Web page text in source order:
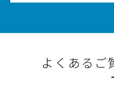
よくあるご